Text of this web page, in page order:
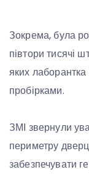
Зокрема, була
півтори тисячі
яких
пробірками.
ЗМІ звернули
периметру
забезпечувати